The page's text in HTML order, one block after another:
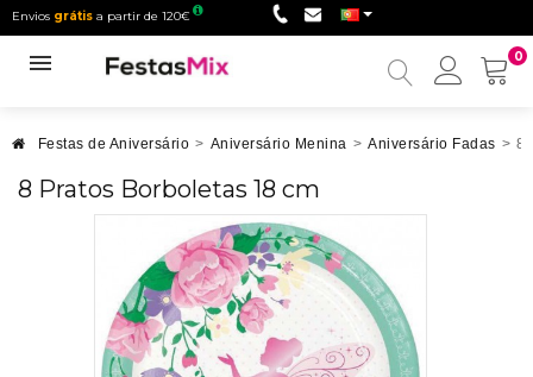
Envios grátis a partir de 120€
0
Minha
Festas de Aniversário > Aniversário Menina > Aniversário Fadas > 8
8 Pratos Borboletas 18 cm